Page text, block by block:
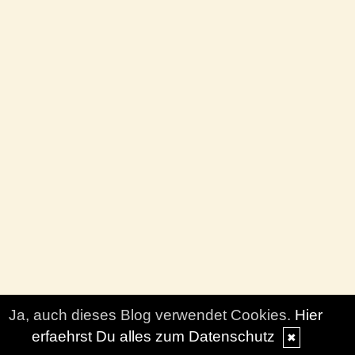
Ja, auch dieses Blog verwendet Cookies. Hier
erfaehrst Du alles zum Datenschutz
✖